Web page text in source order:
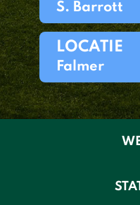
S. Barrott
LOCATIE
Falmer